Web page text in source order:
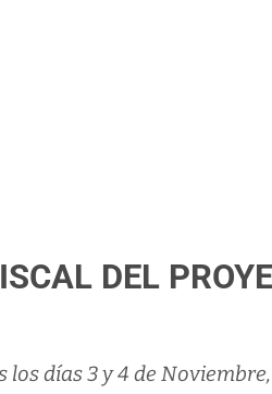
DEL
días 3 y 4 de